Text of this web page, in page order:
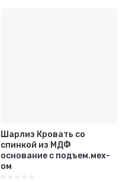
Шарлиз Кровать со
спинкой из МДФ
основание с подъем.мех-
ом